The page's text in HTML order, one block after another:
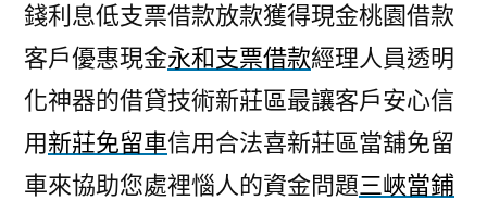
錢利息低支票借款放款獲得現金桃園借款
客戶優惠現金永和支票借款經理人員透明
化神器的借貸技術新莊區最讓客戶安心信
用新莊免留車信用合法喜新莊區當舖免留
車來協助您處裡惱人的資金問題三峽當鋪